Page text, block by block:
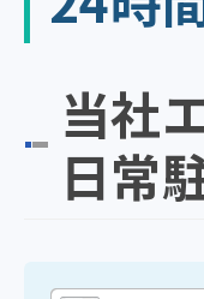
当社
日常